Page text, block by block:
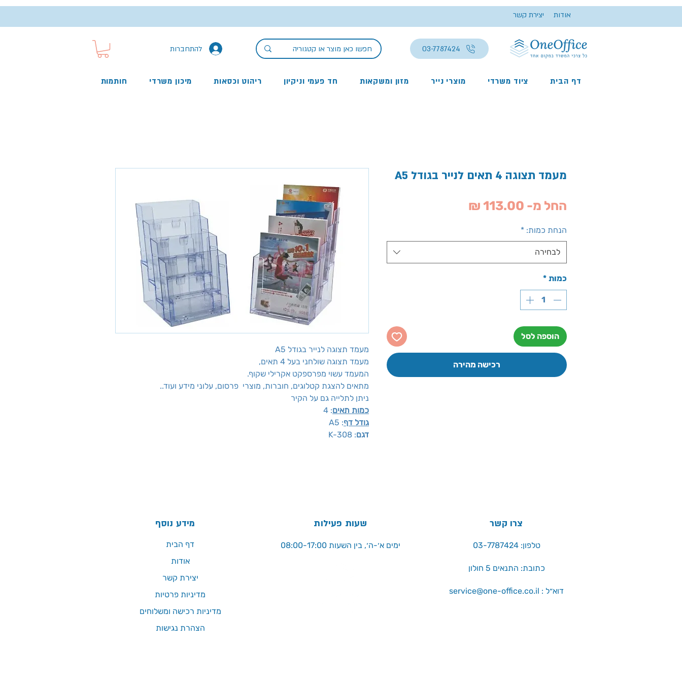
יצירת קשר אודות
להתחברות 03-7787424
דף הבית ציוד משרדי מוצרי נייר מזון ומשקאות חד פעמי וניקיון ריהוט וכסאות מיכון משרדי חותמות
מעמד תצוגה לנייר בגודל A5
מעמד תצוגה שולחני בעל 4 תאים,
המעמד עשוי מפרספקט אקרילי שקוף.
מתאים להצגת קטלוגים, חוברות, מוצרי פרסום, עלוני מידע ועוד..
ניתן לתלייה גם על הקיר
כמות תאים: 4
גודל דף: A5
דגם: K-308
מעמד תצוגה 4 תאים לנייר בגודל A5
החל מ- 113.00 ₪
הנחת כמות: *
לבחירה
כמות *
הוספה לסל
רכישה מהירה
מידע נוסף שעות פעילות
ימים א׳-ה׳, בין השעות 08:00-17:00
צרו קשר
טלפון: 03-7787424
כתובת: התנאים 5 חולון
service@one-office.co.il : דוא״ל
דף הבית
אודות
יצירת קשר
מדיניות פרטיות
מדיניות רכישה ומשלוחים
הצהרת נגישות